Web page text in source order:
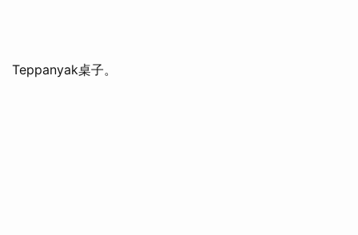
Teppanyak桌子。